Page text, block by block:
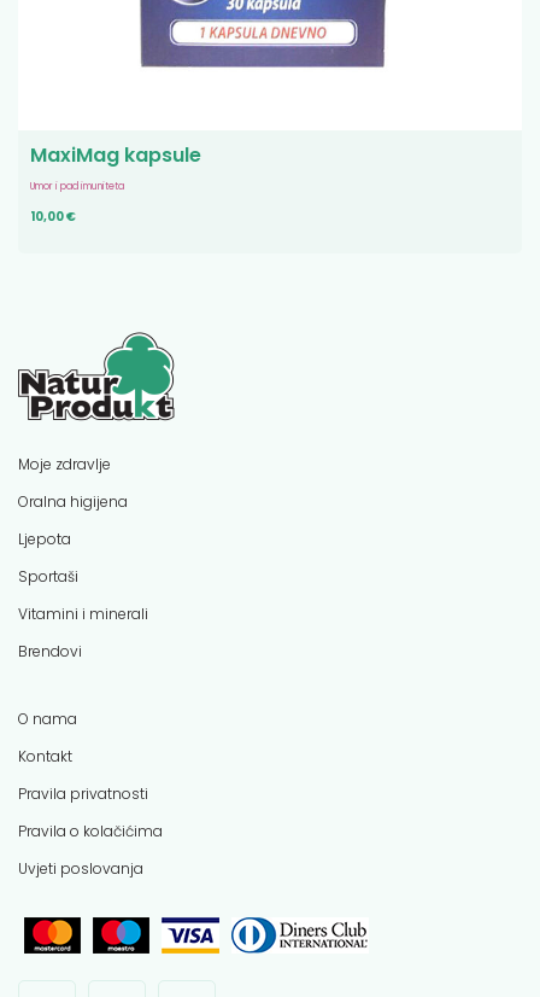
MaxiMag kapsule
Umor i pad imuniteta
10,00 €
Moje zdravlje
Oralna higijena
Ljepota
Sportaši
Vitamini i minerali
Brendovi
O nama
Kontakt
Pravila privatnosti
Pravila o kolačićima
Uvjeti poslovanja